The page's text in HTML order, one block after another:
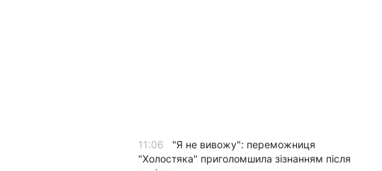
11:06
"Я не вивожу": переможниця
"Холостяка" приголомшила зізнанням після